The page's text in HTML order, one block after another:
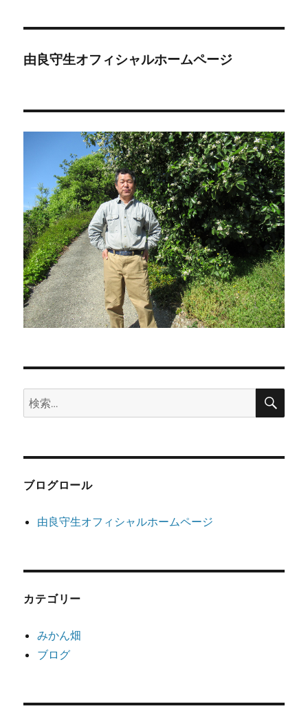
ン
由良守生オフィシャルホームページ
検
索:
検
ブログロール
由良守生オフィシャルホームページ
カテゴリー
みかん畑
ブログ